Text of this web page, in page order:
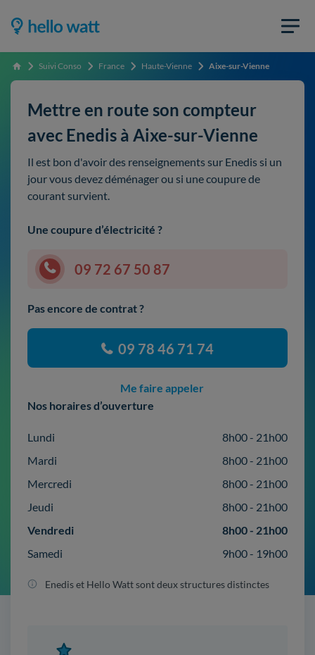
Accueil Suivi Conso France Haute-Vienne Aixe-sur-Vienne
Mettre en route son compteur
avec Enedis à Aixe-sur-Vienne
Il est bon d'avoir des renseignements sur Enedis si un
jour vous devez déménager ou si une coupure de
courant survient.
Une coupure d’électricité ?
09 72 67 50 87
Pas encore de contrat ?
09 78 46 71 74
Me faire appeler
Nos horaires d’ouverture
Lundi
8h00 - 21h00
Mardi
8h00 - 21h00
Mercredi
8h00 - 21h00
Jeudi
8h00 - 21h00
Vendredi
8h00 - 21h00
Samedi
9h00 - 19h00
Enedis et Hello Watt sont deux structures distinctes